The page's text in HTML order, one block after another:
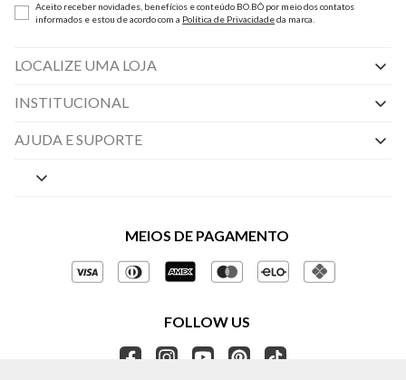
Aceito receber novidades, benefícios e conteúdo BO.BÔ por meio dos contatos
informados e estou de acordo com a Política de Privacidadeda marca.
LOCALIZE UMA LOJA
INSTITUCIONAL
Nossas Lojas
Políticas de Privacidade
Gestão de Privacidade
Ética e Sustentabilidade
Seja um Revendedor
AJUDA E SUPORTE
Central de Preferências
Perguntas frequentes
Regulamentos e Promoções
MEIOS DE PAGAMENTO
FOLLOW US